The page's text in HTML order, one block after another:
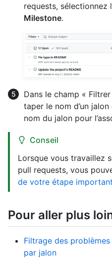
requests, sélectionnez
Milestone.
Dans le champ «
taper le nom d’un
nom du jalon pour
Conseil
Lorsque vous travaillez
pull requests, vous
de votre étape
Pour aller plus
Filtrage des
par jalon